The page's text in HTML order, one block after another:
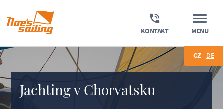
KONTAKT MENU
CZ DE
Jachting v Chorvatsku